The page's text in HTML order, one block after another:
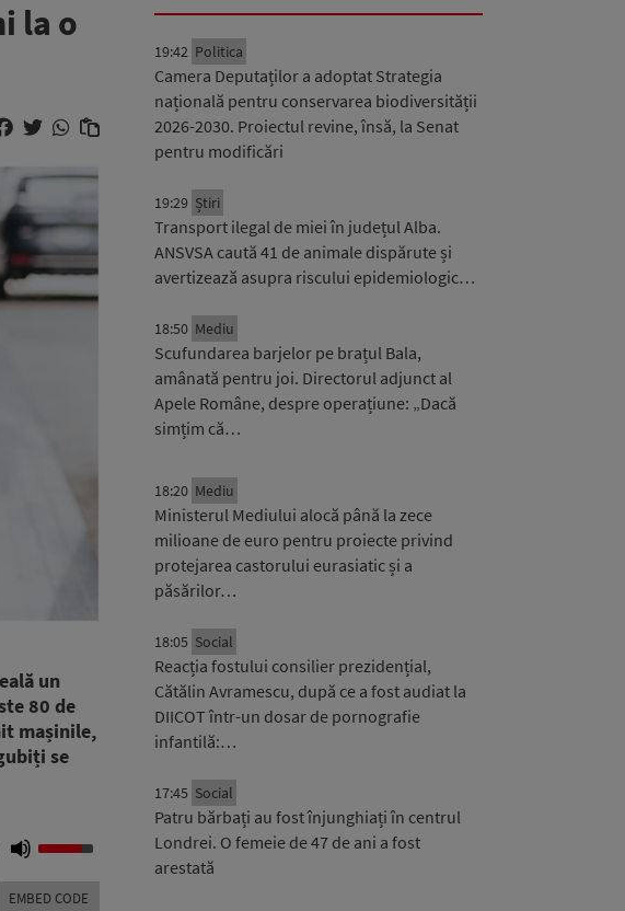
la o
un
80 de
mașinile,
se
Up/Down
keys
EMBED CODE
19:42 Politica
Camera Deputaților a adoptat Strategia
națională pentru conservarea biodiversității
2026-2030. Proiectul revine, însă, la Senat
pentru modificări
19:29 Știri
Transport ilegal de miei în județul Alba.
ANSVSA caută 41 de animale dispărute și
avertizează asupra riscului epidemiologic…
18:50 Mediu
Scufundarea barjelor pe brațul Bala,
amânată pentru joi. Directorul adjunct al
Apele Române, despre operațiune: „Dacă
simțim că…
18:20 Mediu
Ministerul Mediului alocă până la zece
milioane de euro pentru proiecte privind
protejarea castorului eurasiatic și a
păsărilor…
18:05 Social
Reacția fostului consilier prezidențial,
Cătălin Avramescu, după ce a fost audiat la
DIICOT într-un dosar de pornografie
infantilă:…
17:45 Social
Patru bărbați au fost înjunghiați în centrul
Londrei. O femeie de 47 de ani a fost
arestată